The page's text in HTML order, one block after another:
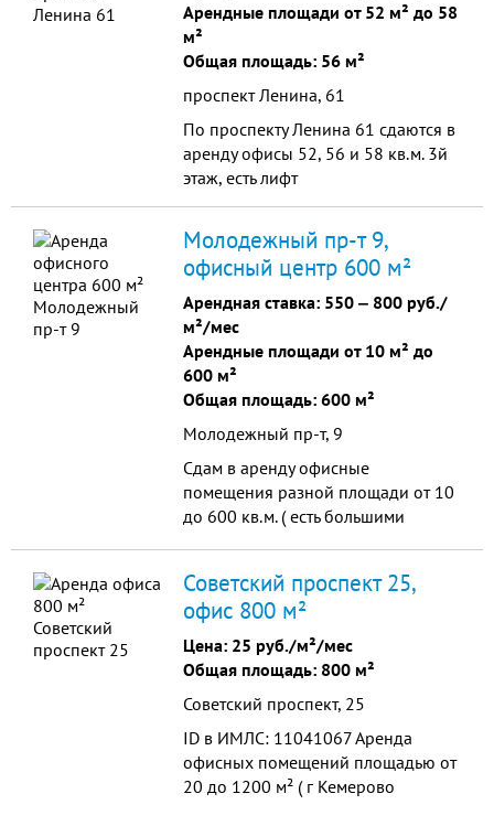
Арендные площади от 52 м² до 58
м²
Общая площадь: 56 м²
проспект Ленина, 61
По проспекту Ленина 61 сдаются в
аренду офисы 52, 56 и 58 кв.м. 3й
этаж, есть лифт
Молодежный пр-т 9,
офисный центр 600 м²
Арендная ставка: 550 ‒ 800 руб./
м²/мес
Арендные площади от 10 м² до
600 м²
Общая площадь: 600 м²
Молодежный пр-т, 9
Сдам в аренду офисные
помещения разной площади от 10
до 600 кв.м. ( есть большими
парковка есть, удобный подъезд,
рядом остановки
Советский проспект 25,
офис 800 м²
Цена: 25 руб./м²/мес
Общая площадь: 800 м²
Советский проспект, 25
ID в ИМЛС: 11041067 Аренда
офисных помещений площадью от
20 до 1200 м² ( г Кемерово